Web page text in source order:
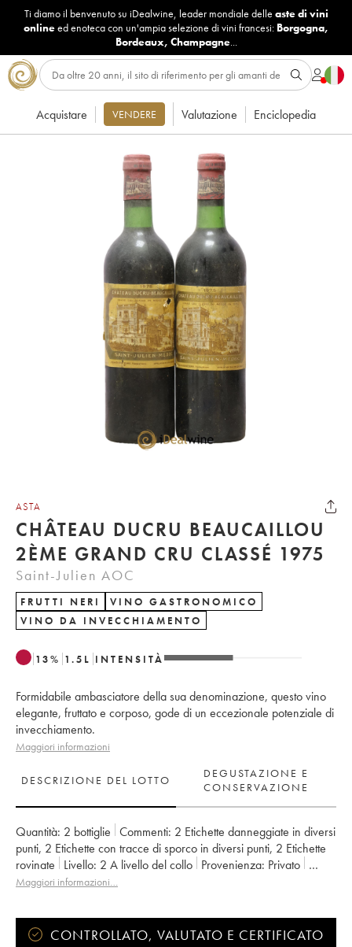
Ti diamo il benvenuto su iDealwine, leader mondiale delle aste di vini
onlineed enoteca con un'ampia selezione di vini francesi: Borgogna,
Bordeaux, Champagne...
Acquistare VENDERE Valutazione Enciclopedia
ASTA
CHÂTEAU DUCRU BEAUCAILLOU
2ÈME GRAND CRU CLASSÉ 1975
Saint-Julien AOC
FRUTTI NERI
VINO GASTRONOMICO
VINO DA INVECCHIAMENTO
13% 1.5 L INTENSITÀ
Formidabile ambasciatore della sua denominazione, questo vino
elegante, fruttato e corposo, gode di un eccezionale potenziale di
invecchiamento.
Maggiori informazioni
DESCRIZIONE DEL LOTTO
DEGUSTAZIONE E
CONSERVAZIONE
Quantità: 2 bottiglie Commenti: 2 Etichette danneggiate in diversi
punti, 2 Etichette con tracce di sporco in diversi punti, 2 Etichette
rovinate
Livello: 2 A livello del collo Provenienza:
privato
IVA detraibile:
no
Classificazione:
2ème Grand Cru Classé
Proprietario: Famille Borie
Maggiori informazioni…
CONTROLLATO, VALUTATO E CERTIFICATO